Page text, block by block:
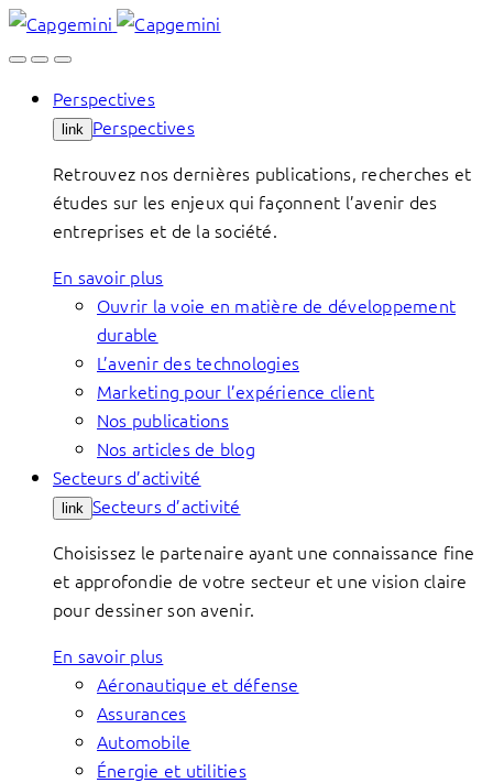
Skip
to
Perspectives
link Perspectives
Retrouvez nos dernières publications, recherches et
études sur les enjeux qui façonnent l’avenir des
entreprises et de la société.
En savoir plus
Ouvrir la voie en matière de développement
durable
L’avenir des technologies
Marketing pour l’expérience client
Nos publications
Nos articles de blog
Secteurs d’activité
link Secteurs d’activité
Choisissez le partenaire ayant une connaissance fine
et approfondie de votre secteur et une vision claire
pour dessiner son avenir.
En savoir plus
Aéronautique et défense
Assurances
Automobile
Énergie et utilities